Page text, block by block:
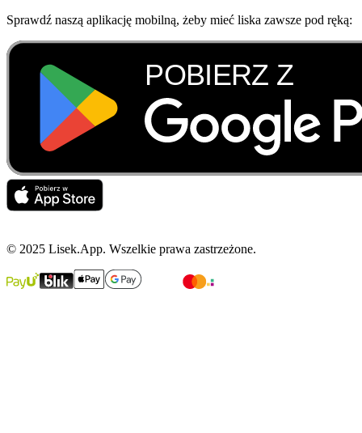
Sprawdź naszą aplikację mobilną, żeby mieć liska zawsze pod ręką:
© 2025 Lisek.App. Wszelkie prawa zastrzeżone.